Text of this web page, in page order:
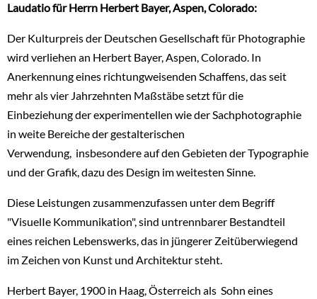
Laudatio für Herrn Herbert Bayer, Aspen, Colorado:
Der Kulturpreis der Deutschen Gesellschaft für Photographie
wird verliehen an Herbert Bayer, Aspen, Colorado. In
Anerkennung eines richtungweisenden Schaffens, das seit
mehr als vier Jahrzehnten Maßstäbe setzt für die
Einbeziehung der experimentellen wie der Sachphotographie
in weite Bereiche der gestalterischen
Verwendung, insbesondere auf den Gebieten der Typographie
und der Grafik, dazu des Design im weitesten Sinne.
Diese Leistungen zusammenzufassen unter dem Begriff
"VisuelIe Kommunikation", sind untrennbarer Bestandteil
eines reichen Lebenswerks, das in jüngerer Zeitüberwiegend
im Zeichen von Kunst und Architektur steht.
Herbert Bayer, 1900 in Haag, Österreich als Sohn eines